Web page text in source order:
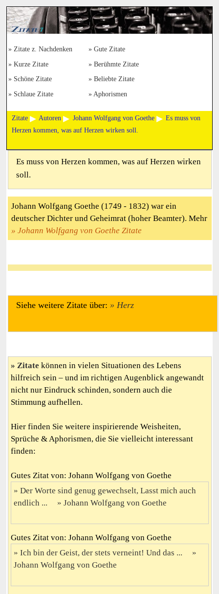
Zitate z. Nachdenken Gute Zitate
Kurze Zitate Berühmte Zitate
Schöne Zitate Beliebte Zitate
Schlaue Zitate Aphorismen
Zitate Autoren Johann Wolfgang von Goethe
Es muss von
Herzen kommen, was auf Herzen wirken soll.
Es muss von Herzen kommen, was auf Herzen wirken
soll.
Johann Wolfgang Goethe (1749 - 1832) war ein
deutscher Dichter und Geheimrat (hoher Beamter). Mehr
Johann Wolfgang von Goethe Zitate
Siehe weitere Zitate über: Herz
Zitate können in vielen Situationen des Lebens
hilfreich sein – und im richtigen Augenblick angewandt
nicht nur Eindruck schinden, sondern auch die
Stimmung aufhellen.
Hier finden Sie weitere inspirierende Weisheiten,
Sprüche & Aphorismen, die Sie vielleicht interessant
finden:
Gutes Zitat von: Johann Wolfgang von Goethe
Der Worte sind genug gewechselt, Lasst mich auch
endlich ...
Johann Wolfgang von Goethe
Gutes Zitat von: Johann Wolfgang von Goethe
Ich bin der Geist, der stets verneint! Und das ...
Johann Wolfgang von Goethe